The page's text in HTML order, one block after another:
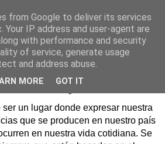
un lugar donde expresar nuestra
que se producen en nuestro país
en nuestra vida cotidiana. Se
from Google to deliver its services
Your IP address and user-agent are
with performance and security
of service, generate usage
and address abuse.
MORE GOT IT